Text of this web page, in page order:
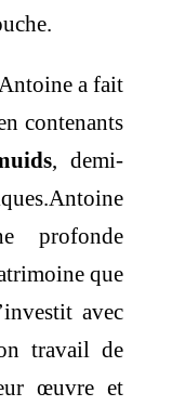
a fait
contenants
, demi-
profonde
que
avec
travail de
œuvre et